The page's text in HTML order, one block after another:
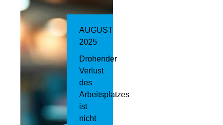
AUGUST
2025
Drohender
Verlust
des
Arbeitsplatzes
ist
nicht